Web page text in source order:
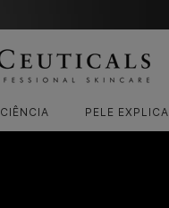
CIÊNCIA PELE